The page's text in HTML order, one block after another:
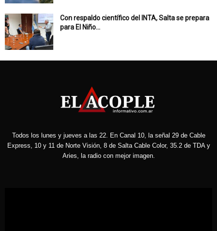
Con respaldo científico del INTA, Salta se prepara
para El Niño...
Todos los lunes y jueves a las 22. En Canal 10, la señal 29 de Cable
Express, 10 y 11 de Norte Visión, 8 de Salta Cable Color, 35.2 de TDA y
Aries, la radio con mejor imagen.